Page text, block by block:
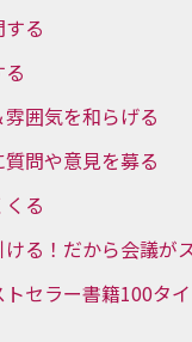
る
囲気を和らげる
問や意見を募る
る
ける！だから会議が
セラー書籍100タ